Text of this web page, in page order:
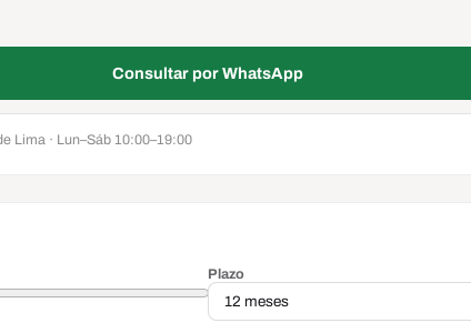
Consultar por WhatsApp
Lima · Lun–Sáb 10:00–19:00
Plazo